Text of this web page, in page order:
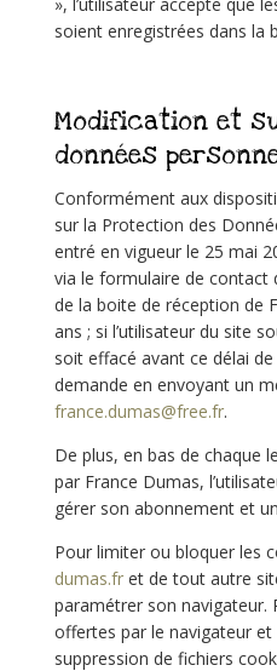
soient enregistrées dans la
Modification et
données
Conformément aux
sur la Protection des
entré en vigueur le 25 mai
via le formulaire de contact
de la boite de réception de
ans ; si l’utilisateur du site
soit effacé avant ce délai
demande en envoyant un
france.dumas@free.fr.
De plus, en bas de chaque
par France Dumas,
gérer son abonnement et
Pour limiter ou bloquer les
dumas.fret de tout autre
paramétrer son navigateur.
offertes par le navigateur
suppression de fichiers